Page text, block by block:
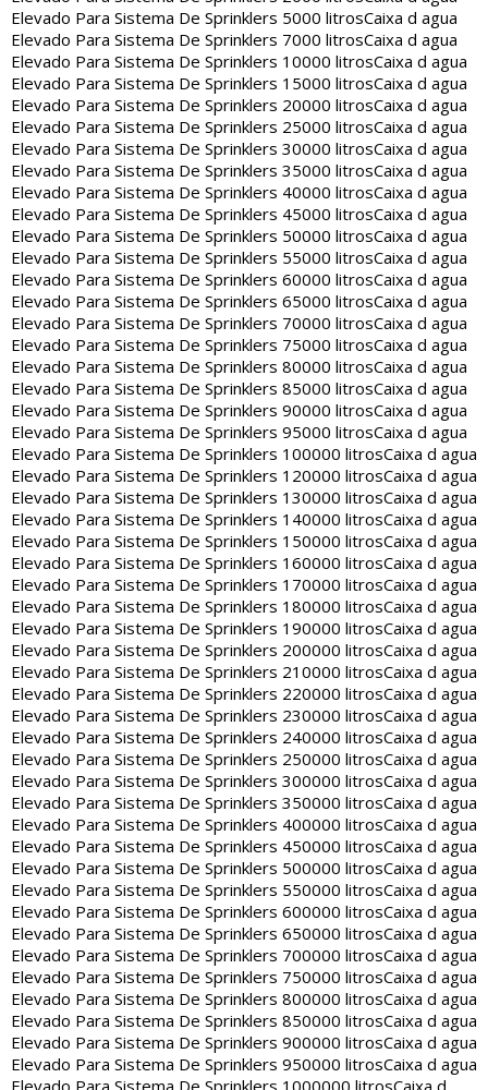
Elevado Para Sistema De Sprinklers 5000 litrosCaixa d agua
Elevado Para Sistema De Sprinklers 7000 litrosCaixa d agua
Elevado Para Sistema De Sprinklers 10000 litrosCaixa d agua
Elevado Para Sistema De Sprinklers 15000 litrosCaixa d agua
Elevado Para Sistema De Sprinklers 20000 litrosCaixa d agua
Elevado Para Sistema De Sprinklers 25000 litrosCaixa d agua
Elevado Para Sistema De Sprinklers 30000 litrosCaixa d agua
Elevado Para Sistema De Sprinklers 35000 litrosCaixa d agua
Elevado Para Sistema De Sprinklers 40000 litrosCaixa d agua
Elevado Para Sistema De Sprinklers 45000 litrosCaixa d agua
Elevado Para Sistema De Sprinklers 50000 litrosCaixa d agua
Elevado Para Sistema De Sprinklers 55000 litrosCaixa d agua
Elevado Para Sistema De Sprinklers 60000 litrosCaixa d agua
Elevado Para Sistema De Sprinklers 65000 litrosCaixa d agua
Elevado Para Sistema De Sprinklers 70000 litrosCaixa d agua
Elevado Para Sistema De Sprinklers 75000 litrosCaixa d agua
Elevado Para Sistema De Sprinklers 80000 litrosCaixa d agua
Elevado Para Sistema De Sprinklers 85000 litrosCaixa d agua
Elevado Para Sistema De Sprinklers 90000 litrosCaixa d agua
Elevado Para Sistema De Sprinklers 95000 litrosCaixa d agua
Elevado Para Sistema De Sprinklers 100000 litrosCaixa d agua
Elevado Para Sistema De Sprinklers 120000 litrosCaixa d agua
Elevado Para Sistema De Sprinklers 130000 litrosCaixa d agua
Elevado Para Sistema De Sprinklers 140000 litrosCaixa d agua
Elevado Para Sistema De Sprinklers 150000 litrosCaixa d agua
Elevado Para Sistema De Sprinklers 160000 litrosCaixa d agua
Elevado Para Sistema De Sprinklers 170000 litrosCaixa d agua
Elevado Para Sistema De Sprinklers 180000 litrosCaixa d agua
Elevado Para Sistema De Sprinklers 190000 litrosCaixa d agua
Elevado Para Sistema De Sprinklers 200000 litrosCaixa d agua
Elevado Para Sistema De Sprinklers 210000 litrosCaixa d agua
Elevado Para Sistema De Sprinklers 220000 litrosCaixa d agua
Elevado Para Sistema De Sprinklers 230000 litrosCaixa d agua
Elevado Para Sistema De Sprinklers 240000 litrosCaixa d agua
Elevado Para Sistema De Sprinklers 250000 litrosCaixa d agua
Elevado Para Sistema De Sprinklers 300000 litrosCaixa d agua
Elevado Para Sistema De Sprinklers 350000 litrosCaixa d agua
Elevado Para Sistema De Sprinklers 400000 litrosCaixa d agua
Elevado Para Sistema De Sprinklers 450000 litrosCaixa d agua
Elevado Para Sistema De Sprinklers 500000 litrosCaixa d agua
Elevado Para Sistema De Sprinklers 550000 litrosCaixa d agua
Elevado Para Sistema De Sprinklers 600000 litrosCaixa d agua
Elevado Para Sistema De Sprinklers 650000 litrosCaixa d agua
Elevado Para Sistema De Sprinklers 700000 litrosCaixa d agua
Elevado Para Sistema De Sprinklers 750000 litrosCaixa d agua
Elevado Para Sistema De Sprinklers 800000 litrosCaixa d agua
Elevado Para Sistema De Sprinklers 850000 litrosCaixa d agua
Elevado Para Sistema De Sprinklers 900000 litrosCaixa d agua
Elevado Para Sistema De Sprinklers 950000 litrosCaixa d agua